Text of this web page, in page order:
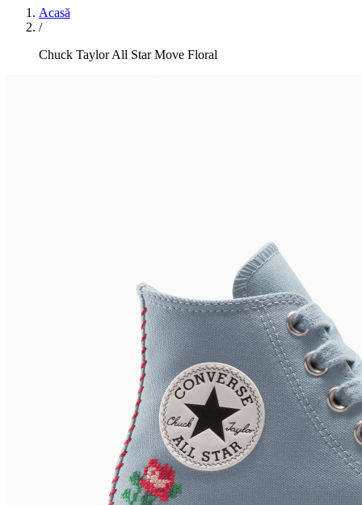
Acasă
/
Chuck Taylor All Star Move Floral